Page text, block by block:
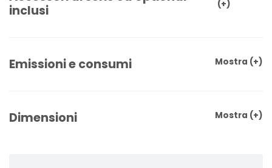
inclusi
(+)
Emissioni e consumi Mostra (+)
Dimensioni Mostra (+)